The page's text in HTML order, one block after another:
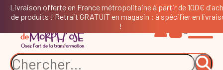
Livraison offerte en France métropolitaine à partir de 100€
de produits ! Retrait GRATUIT en magasin : à spécifier en
!
0